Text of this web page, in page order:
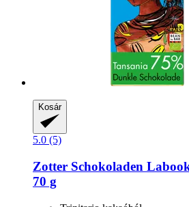
Kosár
5.0 (5)
Zotter Schokoladen
70 g